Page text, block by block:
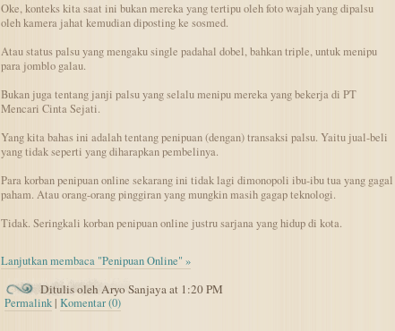
Oke, konteks kita saat ini bukan mereka yang tertipu oleh foto wajah yang dipalsu
oleh kamera jahat kemudian diposting ke sosmed.
Atau status palsu yang mengaku single padahal dobel, bahkan triple, untuk menipu
para jomblo galau.
Bukan juga tentang janji palsu yang selalu menipu mereka yang bekerja di PT
Mencari Cinta Sejati.
Yang kita bahas ini adalah tentang penipuan (dengan) transaksi palsu. Yaitu jual-beli
yang tidak seperti yang diharapkan pembelinya.
Para korban penipuan online sekarang ini tidak lagi dimonopoli ibu-ibu tua yang gagal
paham. Atau orang-orang pinggiran yang mungkin masih gagap teknologi.
Tidak. Seringkali korban penipuan online justru sarjana yang hidup di kota.
Lanjutkan membaca "Penipuan Online" »
Ditulis oleh Aryo Sanjaya at 1:20 PM
Permalink |Komentar (0)